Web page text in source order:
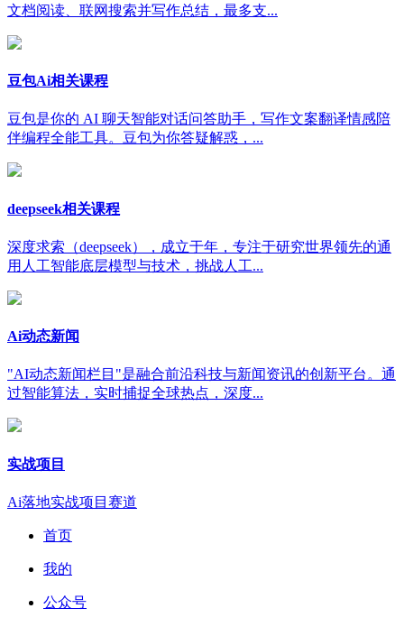
文档阅读、联网搜索并写作总结，最多支...
豆包Ai相关课程
豆包是你的 AI 聊天智能对话问答助手，写作文案翻译情感陪
伴编程全能工具。豆包为你答疑解惑，...
deepseek相关课程
深度求索（deepseek），成立于年，专注于研究世界领先的通
用人工智能底层模型与技术，挑战人工...
Ai动态新闻
"AI动态新闻栏目"是融合前沿科技与新闻资讯的创新平台。通
过智能算法，实时捕捉全球热点，深度...
实战项目
Ai落地实战项目赛道
首页
我的
公众号